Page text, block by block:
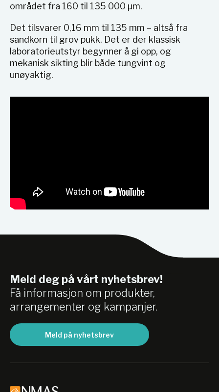
området fra 160 til 135 000 µm.
Det tilsvarer 0,16 mm til 135 mm – altså fra
sandkorn til grov pukk. Det er der klassisk
laboratorieutstyr begynner å gi opp, og
mekanisk sikting blir både tungvint og
unøyaktig.
Meld deg på vårt nyhetsbrev!
Få informasjon om produkter,
arrangementer og kampanjer.
Meld på nyhetsbrev